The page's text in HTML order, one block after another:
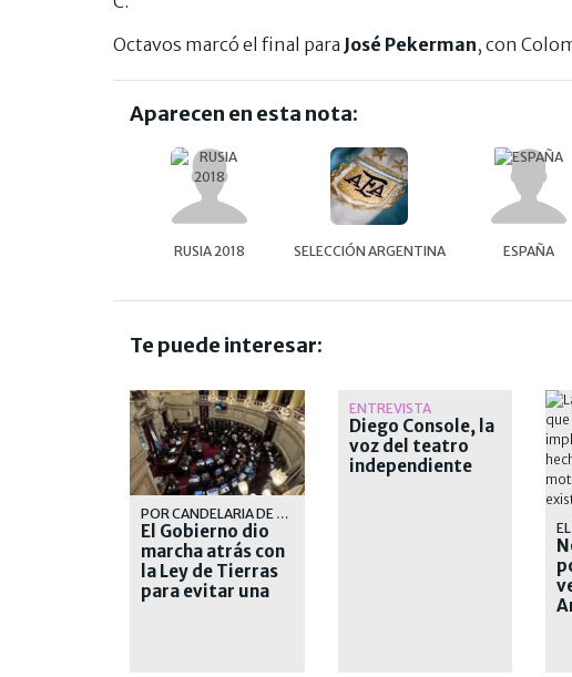
Octavos marcó el final para José Pekerman, con
Aparecen en esta nota:
RUSIA 2018 SELECCIÓN ARGENTINA ESPAÑA
Te puede interesar:
POR CANDELARIA DE LA SOTA
El Gobierno dio
marcha atrás con
la Ley de Tierras
para evitar una
ENTREVISTA
Diego Console, la
voz del teatro
independiente